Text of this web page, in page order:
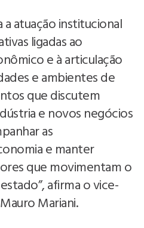
atuação institucional
ligadas ao
e à articulação
e ambientes de
que discutem
e novos negócios
as
e manter
que movimentam o
afirma o vice-
Mariani.